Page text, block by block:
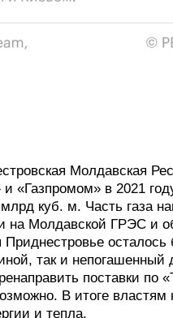
Молдавская
«Газпромом» в 2021
куб. м. Часть газа
на Молдавской ГРЭС и
осталось
так и непогашенный
поставки по
В итоге властям
и тепла.